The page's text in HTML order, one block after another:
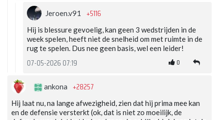
Jeroen.v91 +5116
Hij is blessure gevoelig, kan geen 3 wedstrijden in de
week spelen, heeft niet de snelheid om met ruimte in de
rug te spelen. Dus nee geen basis, wel een leider!
07-05-2026 07:19 0
ankona +28257
Hij laat nu, na lange afwezigheid, zien dat hij prima mee kan
en de defensie versterkt (ok, dat is niet zo moeilijk, de